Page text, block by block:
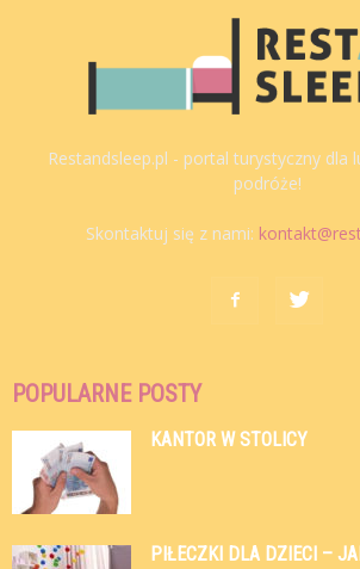
Restandsleep.pl - portal turystyczny dla
podróże!
Skontaktuj się z nami:
POPULARNE POSTY
KANTOR W STOLICY
PIŁECZKI DLA DZIECI –